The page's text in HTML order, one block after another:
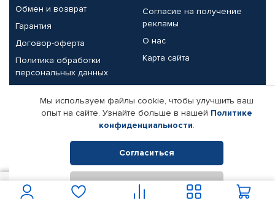
Обмен и возврат
Гарантия
Договор-оферта
Политика обработки
персональных данных
Согласие на получение
рекламы
О нас
Карта сайта
Партнерам
Корпоративным клиентам
Поставщикам
Реквизиты компании
© КАМАЗ ЦЕНТР ДОНЕЦК, 2015-2026. Все права защищены.
Интернет-магазин автомобильных товаров Автопрофи.
Мы используем файлы cookie, чтобы улучшить ваш
опыт на сайте. Узнайте больше в нашей Политике
конфиденциальности.
Согласиться
Отклонить
В корзину